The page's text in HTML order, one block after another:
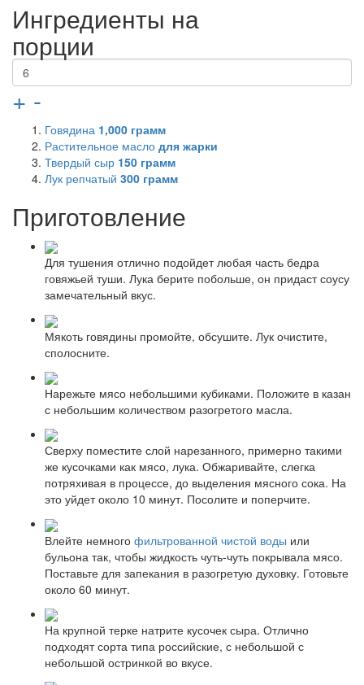
Ингредиенты на
порции
+ -
Говядина 1,000 грамм
Растительное масло для жарки
Твердый сыр 150 грамм
Лук репчатый 300 грамм
Приготовление
Для тушения отлично подойдет любая часть бедра
говяжьей туши. Лука берите побольше, он придаст соусу
замечательный вкус.
Мякоть говядины промойте, обсушите. Лук очистите,
сполосните.
Нарежьте мясо небольшими кубиками. Положите в казан
с небольшим количеством разогретого масла.
Сверху поместите слой нарезанного, примерно такими
же кусочками как мясо, лука. Обжаривайте, слегка
потряхивая в процессе, до выделения мясного сока. На
это уйдет около 10 минут. Посолите и поперчите.
Влейте немного фильтрованной чистой воды или
бульона так, чтобы жидкость чуть-чуть покрывала мясо.
Поставьте для запекания в разогретую духовку. Готовьте
около 60 минут.
На крупной терке натрите кусочек сыра. Отлично
подходят сорта типа российские, с небольшой с
небольшой остринкой во вкусе.